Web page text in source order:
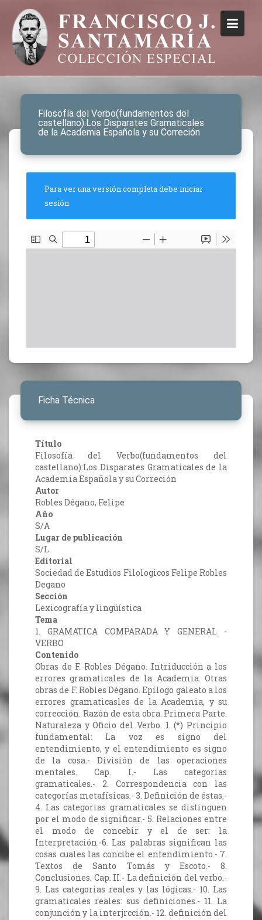
Filosofía del Verbo(fundamentos del
castellano):Los Disparates Gramaticales
de la Academia Española y su Correción
Para ver una versión completa debe iniciar
sesión
Ficha Técnica
Título
Filosofía del Verbo(fundamentos del
castellano):Los Disparates Gramaticales de la
Academia Española y su Correción
Autor
Robles Dégano, Felipe
Año
S/A
Lugar de publicación
S/L
Editorial
Sociedad de Estudios Filologicos Felipe Robles
Degano
Sección
Lexicografía y lingüística
Tema
1. GRAMATICA COMPARADA Y GENERAL -
VERBO
Contenido
Obras de F. Robles Dégano. Intriducción a los
errores gramaticales de la Academia. Otras
obras de F. Robles Dégano. Epílogo galeato a los
errores gramaticasles de la Academia, y su
corrección. Razón de esta obra. Primera Parte.
Naturaleza y Oficio del Verbo. 1. (*) Principio
fundamental: La voz es signo del
entendimiento, y el entendimiento es signo
de la cosa.- División de las operaciones
mentales. Cap. I.- Las categorias
gramaticales.- 2. Correspondencia con las
categorías metafísicas.- 3. Definición de éstas.-
4. Las categorias gramaticales se distinguen
por el modo de significar.- 5. Relaciones entre
el modo de concebir y el de ser: la
Interpretación.-6. Las palabras significan las
cosas cuales las concibe el entendimiento.- 7.
Textos de Santo Tomás y Escoto.- 8.
Conclusiones. Cap. II.- La definición del verbo.-
9. Las categorias reales y las lógicas.- 10. Las
gramaticales reales: sus definiciones.- 11. La
conjunción y la interjrcción.- 12. definición del